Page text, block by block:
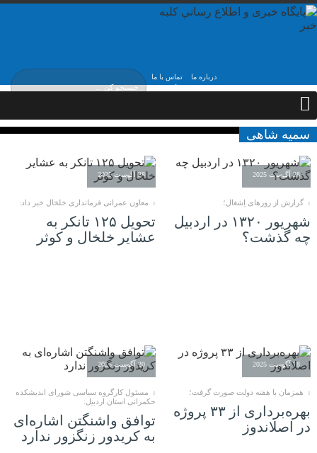
تماس با ما درباره ما
شنبه, ۱۷ مرداد , ۱۴۰۵
سمیه شاهی
28 آگوست 2025
گزارش از روزهای اِشغال؛
شهریور ۱۳۲۰ در اردبیل
چه گذشت؟
28 آگوست 2025
معاون عمرانی فرمانداری خلخال خبر داد:
تحویل ۱۲۵ تانکر به
عشایر خلخال و کوثر
28 آگوست 2025
همزمان با هفته دولت صورت گرفت؛
بهره‌برداری از ۳۳ پروژه‌
در اصلاندوز
20 آگوست 2025
مسئول کارگروه سیاسی شورای اندیشکده
حکمرانی استان اردبیل:
توافق واشنگتن اشاره‌ای
به کریدور زنگزور ندارد